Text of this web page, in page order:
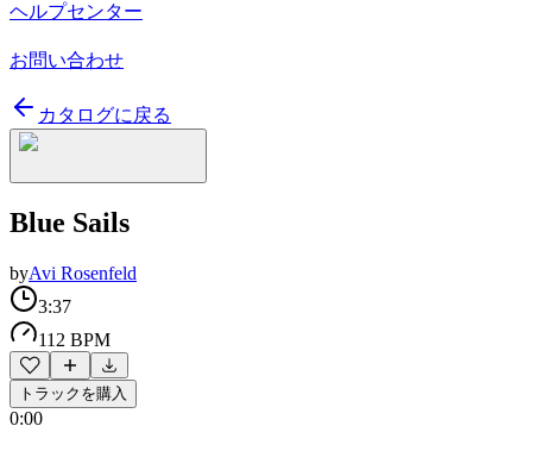
ヘルプセンター
お問い合わせ
カタログに戻る
Blue Sails
byAvi Rosenfeld
3:37
112 BPM
トラックを購入
0:00